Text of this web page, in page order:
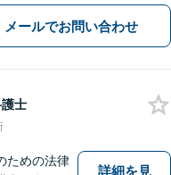
メールでお問い合わせ
士
ための法律
詳細を見